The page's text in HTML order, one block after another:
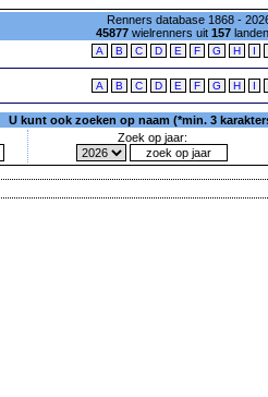
Renners database 1868 -
45877wielrenners uit 157
A B C D E F G H I
A B C D E F G H I
U kunt ook zoeken op naam (*min. 3
Zoek op jaar: